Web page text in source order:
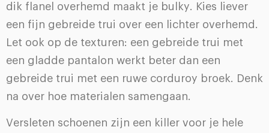
dik flanel overhemd maakt je bulky. Kies liever
een fijn gebreide trui over een lichter overhemd.
Let ook op de texturen: een gebreide trui met
een gladde pantalon werkt beter dan een
gebreide trui met een ruwe corduroy broek. Denk
na over hoe materialen samengaan.
Versleten schoenen zijn een killer voor je hele